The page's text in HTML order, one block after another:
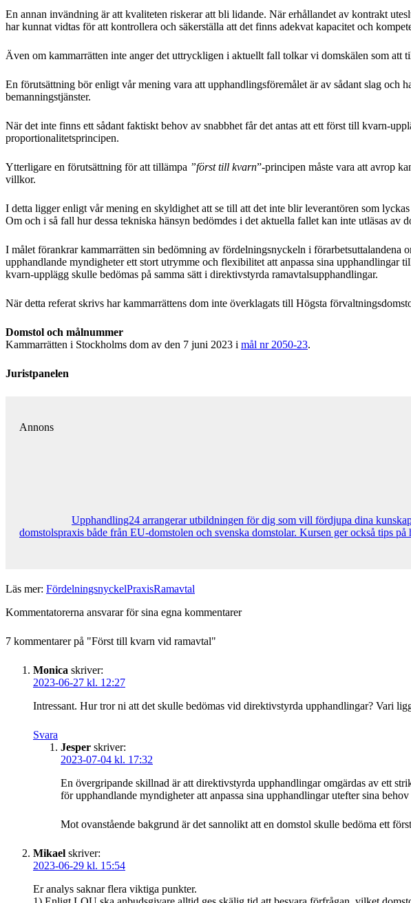
En annan invändning är att kvaliteten riskerar att bli lidande. När erhållandet av kontrakt
har kunnat vidtas för att kontrollera och säkerställa att det finns adekvat kapacitet och
Även om kammarrätten inte anger det uttryckligen i aktuellt fall tolkar vi domskälen som att
En förutsättning bör enligt vår mening vara att upphandlingsföremålet är av sådant slag och
bemanningstjänster.
När det inte finns ett sådant faktiskt behov av snabbhet får det antas att ett först till kvarn-
proportionalitetsprincipen.
Ytterligare en förutsättning för att tillämpa ”först till kvarn”-principen måste vara att avrop
villkor.
I detta ligger enligt vår mening en skyldighet att se till att det inte blir leverantören som
Om och i så fall hur dessa tekniska hänsyn bedömdes i det aktuella fallet kan inte utläsas av
I målet förankrar kammarrätten sin bedömning av fördelningsnyckeln i
upphandlande myndigheter ett stort utrymme och flexibilitet att anpassa sina
kvarn-upplägg skulle bedömas på samma sätt i direktivstyrda ramavtalsupphandlingar.
När detta referat skrivs har kammarrättens dom inte överklagats till Högsta
Domstol och målnummer
Kammarrätten i Stockholms dom av den 7 juni 2023 i mål nr 2050-23.
Juristpanelen
Annons
Upphandling24 arrangerar utbildningen för dig som vill fördjupa dina
domstolspraxis både från EU-domstolen och svenska domstolar. Kursen ger också tips
Läs mer: FördelningsnyckelPraxisRamavtal
Kommentatorerna ansvarar för sina egna kommentarer
7 kommentarer på "Först till kvarn vid ramavtal"
Monica skriver:
2023-06-27 kl. 12:27
Intressant. Hur tror ni att det skulle bedömas vid direktivstyrda upphandlingar? Vari
Svara
Jesper skriver:
2023-07-04 kl. 17:32
En övergripande skillnad är att direktivstyrda upphandlingar omgärdas av ett
för upphandlande myndigheter att anpassa sina upphandlingar utefter sina
Mot ovanstående bakgrund är det sannolikt att en domstol skulle bedöma ett
Mikael skriver:
2023-06-29 kl. 15:54
Er analys saknar flera viktiga punkter.